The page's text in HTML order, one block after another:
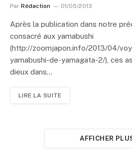
Par Rédaction 01/05/2013
Après la publication dans notre
consacré aux yamabushi
(http://zoomjapon.info/2013/04/
yamabushi-de-yamagata-2/), ces
dieux dans…
LIRE LA SUITE
AFFICHER